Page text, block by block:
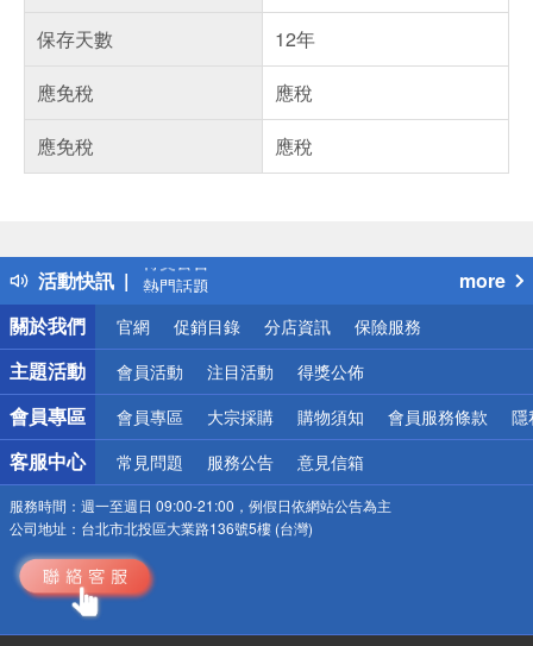
保存天數
12年
應免稅
應稅
應免稅
應稅
活動快訊
得獎公告
熱門話題
銀行優惠
偏遠地區配送
詐騙網頁！請小心！
more
關於我們
官網 促銷目錄 分店資訊 保險服務
主題活動 會員活動 注目活動 得獎公佈
會員專區 會員專區 大宗採購 購物須知 會員服務條款 隱
客服中心 常見問題 服務公告 意見信箱
服務時間： 週一至週日 09:00-21:00，例假日依網站公告為主
公司地址： 台北市北投區大業路136號5樓 (台灣)